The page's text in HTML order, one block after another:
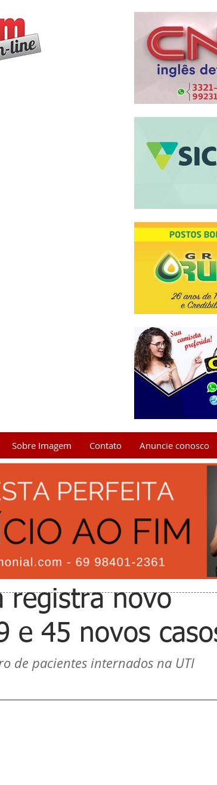
Sobre Imagem Contato Anuncie conosco
registra novo
e 45 novos
de pacientes internados na UTI